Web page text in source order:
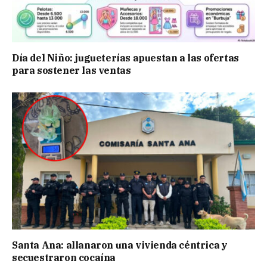
Día del Niño: jugueterías apuestan a las ofertas
para sostener las ventas
Santa Ana: allanaron una vivienda céntrica y
secuestraron cocaína